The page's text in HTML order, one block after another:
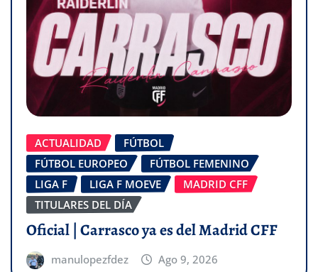
ACTUALIDAD
FÚTBOL
FÚTBOL EUROPEO
FÚTBOL FEMENINO
LIGA F
LIGA F MOEVE
MADRID CFF
TITULARES DEL DÍA
Oficial | Carrasco ya es del Madrid CFF
manulopezfdez Ago 9, 2026